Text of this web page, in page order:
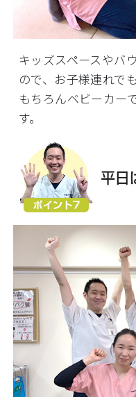
キッズスペースやバ
ので、お子様連れで
もちろんベビーカー
す。